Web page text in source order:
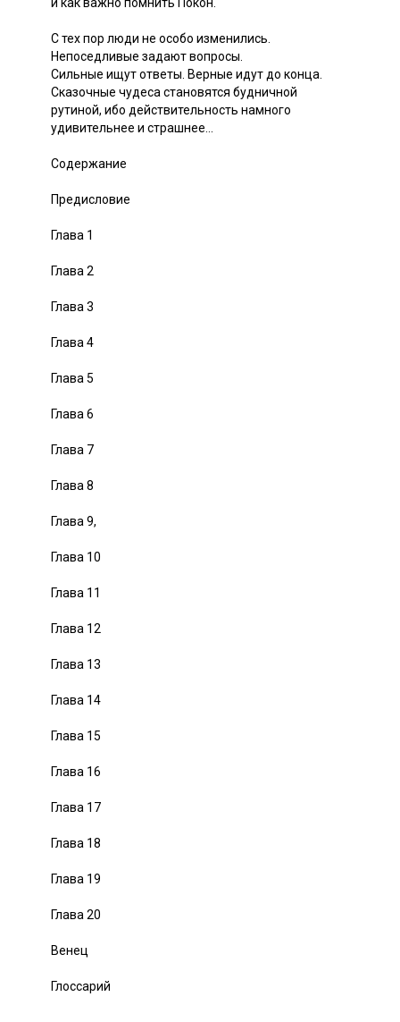
С тех пор люди не особо изменились.
Непоседливые задают вопросы.
Сильные ищут ответы. Верные идут до конца.
Сказочные чудеса становятся будничной
рутиной, ибо действительность намного
удивительнее и страшнее...
Содержание
Предисловие
Глава 1
Глава 2
Глава 3
Глава 4
Глава 5
Глава 6
Глава 7
Глава 8
Глава 9,
Глава 10
Глава 11
Глава 12
Глава 13
Глава 14
Глава 15
Глава 16
Глава 17
Глава 18
Глава 19
Глава 20
Венец
Глоссарий